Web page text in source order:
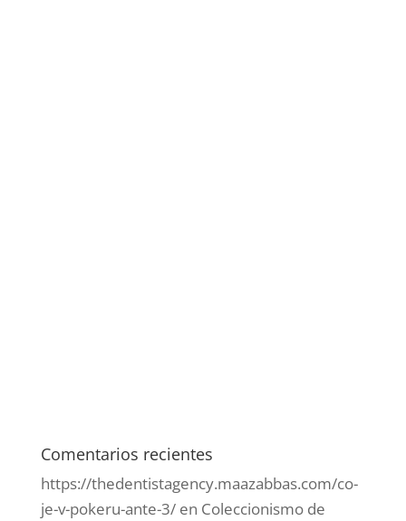
Comentarios recientes
https://thedentistagency.maazabbas.com/co-
je-v-pokeru-ante-3/en Coleccionismo de